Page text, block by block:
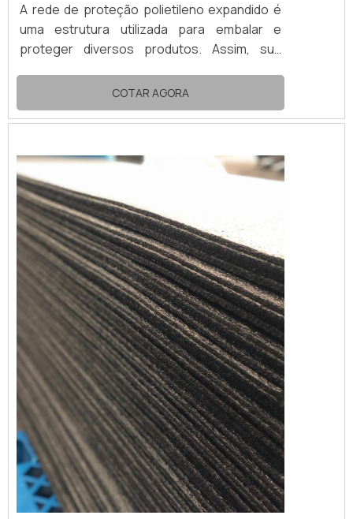
A rede de proteção polietileno expandido é
uma estrutura utilizada para embalar e
proteger diversos produtos. Assim, sua
acondicionamento de frutas e bebidas
engarrafadas.No transporte e no
armazenamento, a rede de proteção de
que poderia comprometer a comercialização
e o consumo dos produtos abrigados. Dessa
forma, esta proteção evita prejuízos e ainda
agrega val...
COTAR AGORA